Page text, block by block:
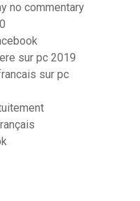
no commentary
sur pc 2019
sur pc